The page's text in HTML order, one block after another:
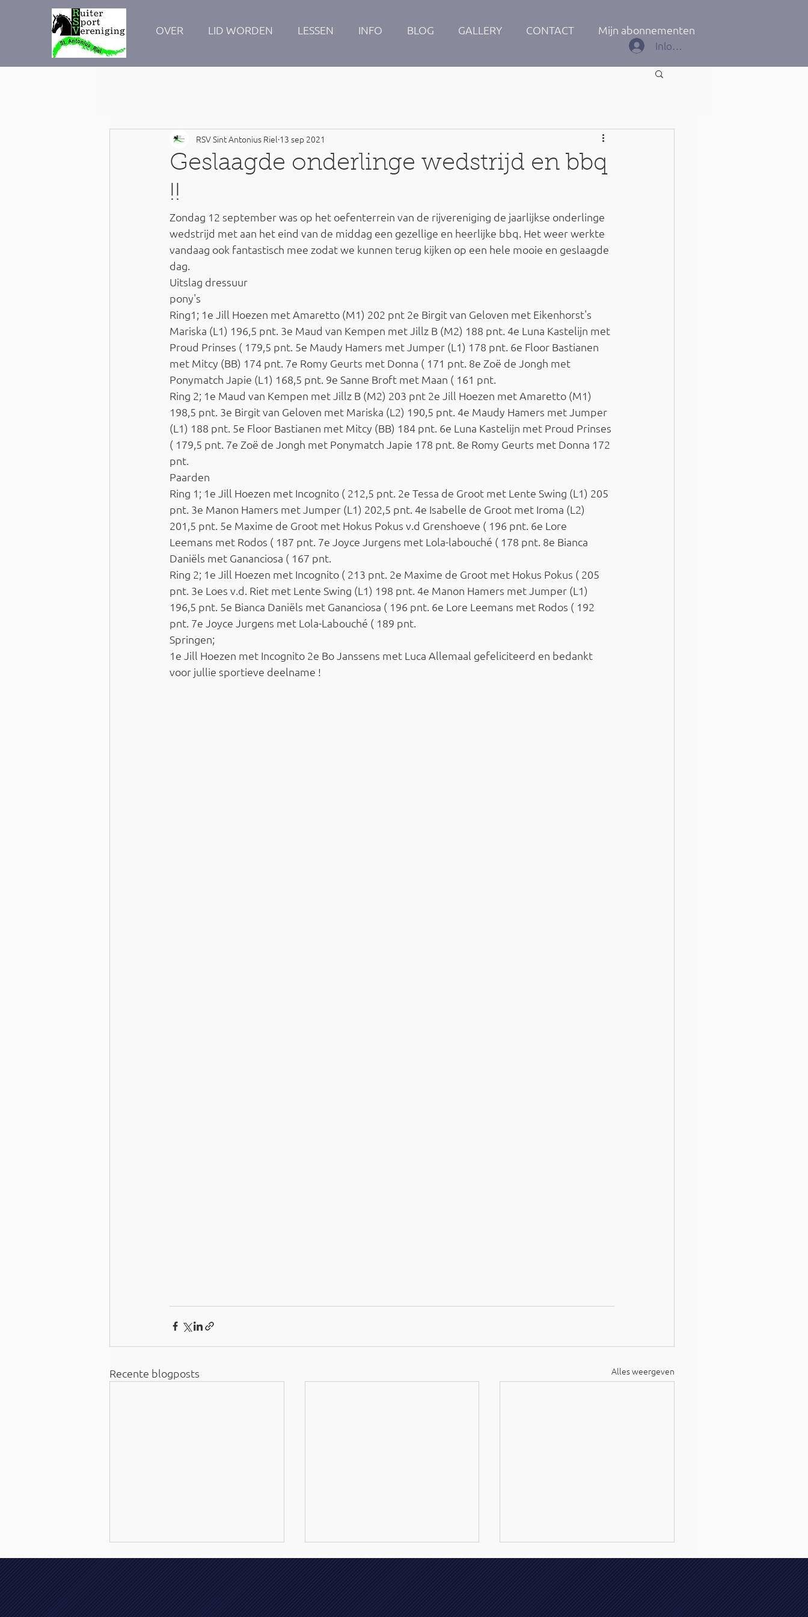
OVER LID WORDEN LESSEN INFO BLOG GALLERY CONTACT Mijn abonnementen
Inloggen
Geslaagde onderlinge wedstrijd en bbq
!!
RSV Sint Antonius Riel 13 sep 2021
Zondag 12 september was op het oefenterrein van de rijvereniging de jaarlijkse onderlinge
wedstrijd met aan het eind van de middag een gezellige en heerlijke bbq. Het weer werkte
vandaag ook fantastisch mee zodat we kunnen terug kijken op een hele mooie en geslaagde
dag.
Uitslag dressuur
pony's
Ring1; 1e Jill Hoezen met Amaretto (M1) 202 pnt 2e Birgit van Geloven met Eikenhorst's
Mariska (L1) 196,5 pnt. 3e Maud van Kempen met Jillz B (M2) 188 pnt. 4e Luna Kastelijn met
Proud Prinses ( 179,5 pnt. 5e Maudy Hamers met Jumper (L1) 178 pnt. 6e Floor Bastianen
met Mitcy (BB) 174 pnt. 7e Romy Geurts met Donna ( 171 pnt. 8e Zoë de Jongh met
Ponymatch Japie (L1) 168,5 pnt. 9e Sanne Broft met Maan ( 161 pnt.
Ring 2; 1e Maud van Kempen met Jillz B (M2) 203 pnt 2e Jill Hoezen met Amaretto (M1)
198,5 pnt. 3e Birgit van Geloven met Mariska (L2) 190,5 pnt. 4e Maudy Hamers met Jumper
(L1) 188 pnt. 5e Floor Bastianen met Mitcy (BB) 184 pnt. 6e Luna Kastelijn met Proud Prinses
( 179,5 pnt. 7e Zoë de Jongh met Ponymatch Japie 178 pnt. 8e Romy Geurts met Donna 172
pnt.
Paarden
Ring 1; 1e Jill Hoezen met Incognito ( 212,5 pnt. 2e Tessa de Groot met Lente Swing (L1) 205
pnt. 3e Manon Hamers met Jumper (L1) 202,5 pnt. 4e Isabelle de Groot met Iroma (L2)
201,5 pnt. 5e Maxime de Groot met Hokus Pokus v.d Grenshoeve ( 196 pnt. 6e Lore
Leemans met Rodos ( 187 pnt. 7e Joyce Jurgens met Lola-labouché ( 178 pnt. 8e Bianca
Daniëls met Gananciosa ( 167 pnt.
Ring 2; 1e Jill Hoezen met Incognito ( 213 pnt. 2e Maxime de Groot met Hokus Pokus ( 205
pnt. 3e Loes v.d. Riet met Lente Swing (L1) 198 pnt. 4e Manon Hamers met Jumper (L1)
196,5 pnt. 5e Bianca Daniëls met Gananciosa ( 196 pnt. 6e Lore Leemans met Rodos ( 192
pnt. 7e Joyce Jurgens met Lola-Labouché ( 189 pnt.
Springen;
1e Jill Hoezen met Incognito 2e Bo Janssens met Luca Allemaal gefeliciteerd en bedankt
voor jullie sportieve deelname !
Recente blogposts Alles weergeven